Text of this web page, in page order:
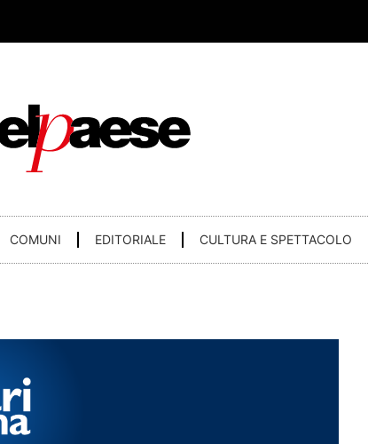
COMUNI EDITORIALE CULTURA E SPETTACOLO